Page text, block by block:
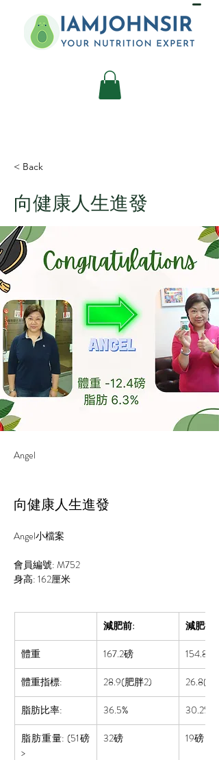
< Back
向健康人生進發
Angel
向健康人生進發
Angel小檔案
會員編號: M752
身高: 162厘米
減肥前: 減肥後:
體重 167.2磅 154.8
體重指標: 28.9(肥胖2) 26.8(肥
脂肪比率: 36.5% 30.2%
脂肪重量: (51磅
>
32磅 19磅